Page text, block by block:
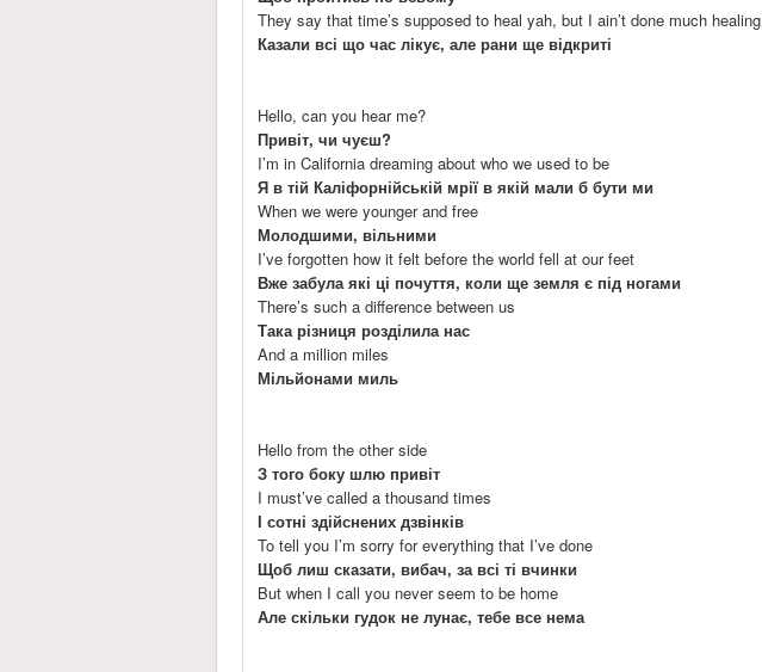
They say that time’s supposed to heal yah, but I ain’t done much healing
Казали всі що час лікує, але рани ще відкриті
Hello, can you hear me?
Привіт, чи чуєш?
I’m in California dreaming about who we used to be
Я в тій Каліфорнійській мрії в якій мали б бути ми
When we were younger and free
Молодшими, вільними
I’ve forgotten how it felt before the world fell at our feet
Вже забула які ці почуття, коли ще земля є під ногами
There’s such a difference between us
Така різниця розділила нас
And a million miles
Мільйонами миль
Hello from the other side
З того боку шлю привіт
I must’ve called a thousand times
І сотні здійснених дзвінків
To tell you I’m sorry for everything that I’ve done
Щоб лиш сказати, вибач, за всі ті вчинки
But when I call you never seem to be home
Але скільки гудок не лунає, тебе все нема